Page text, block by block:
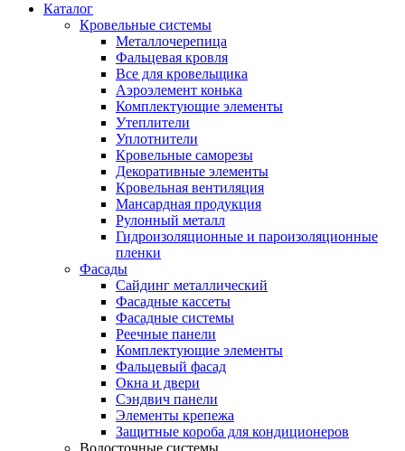
Каталог
Кровельные системы
Металлочерепица
Фальцевая кровля
Все для кровельщика
Аэроэлемент конька
Комплектующие элементы
Утеплители
Уплотнители
Кровельные саморезы
Декоративные элементы
Кровельная вентиляция
Мансардная продукция
Рулонный металл
Гидроизоляционные и пароизоляционные
пленки
Фасады
Сайдинг металлический
Фасадные кассеты
Фасадные системы
Реечные панели
Комплектующие элементы
Фальцевый фасад
Окна и двери
Сэндвич панели
Элементы крепежа
Защитные короба для кондиционеров
Водосточные системы